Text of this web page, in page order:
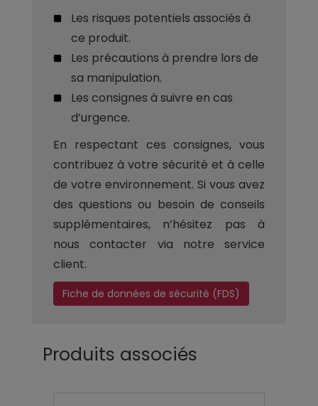
Les risques potentiels associés à
ce produit.
Les précautions à prendre lors de
sa manipulation.
Les consignes à suivre en cas
d’urgence.
En respectant ces consignes, vous
contribuez à votre sécurité et à celle
de votre environnement. Si vous avez
des questions ou besoin de conseils
supplémentaires, n’hésitez pas à
nous contacter via notre service
client.
Fiche de données de sécurité (FDS)
Produits associés